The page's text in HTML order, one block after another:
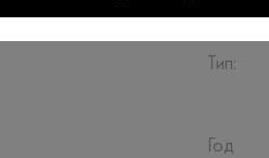
Тип:
Год